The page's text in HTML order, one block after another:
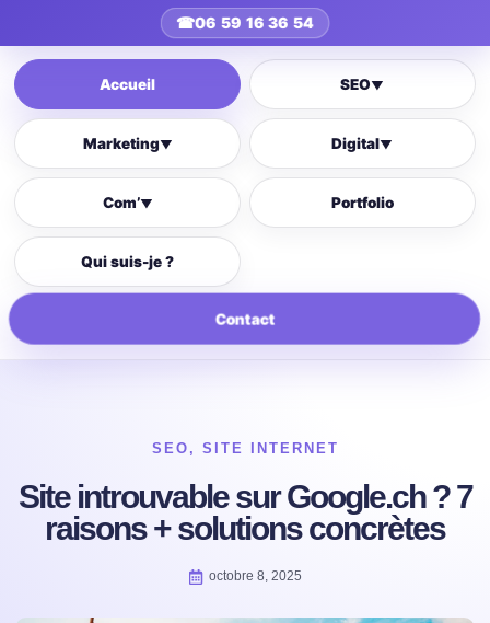
☎06 59 16 36 54
Accueil SEO▼
Marketing▼ Digital▼
Com’▼ Portfolio
Qui suis-je ?
Contact
SEO , SITE INTERNET
Site introuvable sur Google.ch ? 7
raisons + solutions concrètes
octobre 8, 2025